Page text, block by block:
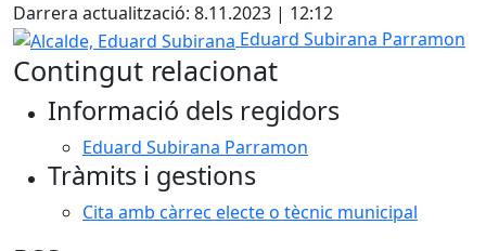
Darrera actualització: 8.11.2023 | 12:12
Alcalde, Eduard Subirana
Eduard Subirana Parramon
Contingut relacionat
Informació dels regidors
Eduard Subirana Parramon
Tràmits i gestions
Cita amb càrrec electe o tècnic municipal